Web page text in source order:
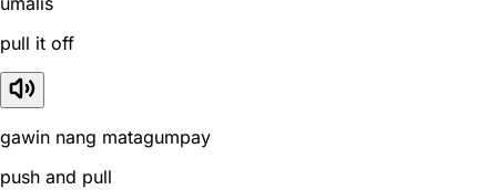
pull it off
gawin nang matagumpay
push and pull